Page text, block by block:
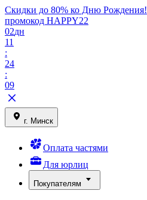
Скидки до 80% ко Дню Рождения!
промокод HAPPY22
02дн
11
:
24
:
09
г. Минск
Оплата частями
Для юрлиц
Покупателям